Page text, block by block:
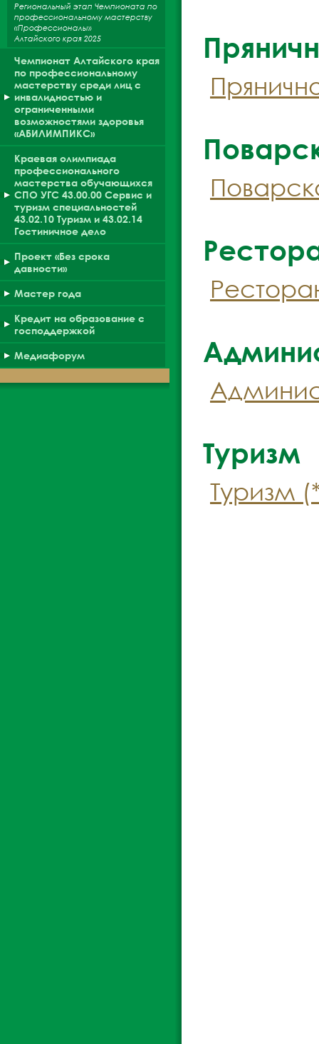
Региональный этап Чемпионата по
профессиональному мастерству
«Профессионалы»
Алтайского края 2025
Чемпионат Алтайского края
по профессиональному
мастерству среди лиц с
инвалидностью и
ограниченными
возможностями здоровья
«АБИЛИМПИКС»
Краевая олимпиада
профессионального
мастерства обучающихся
СПО УГС 43.00.00 Сервис и
туризм специальностей
43.02.10 Туризм и 43.02.14
Гостиничное дело
Проект «Без срока
давности»
Мастер года
Кредит на образование с
господдержкой
Медиафорум
Туризм
Туризм